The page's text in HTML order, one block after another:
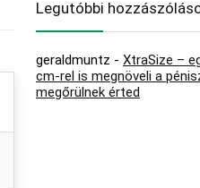
Legutóbbi
geraldmuntz - XtraSize –
cm-rel is megnöveli a
megőrülnek érted